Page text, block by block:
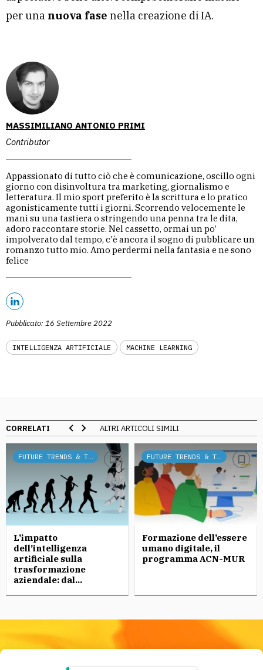
MASSIMILIANO ANTONIO PRIMI
Contributor
Appassionato di tutto ciò che è comunicazione, oscillo ogni
giorno con disinvoltura tra marketing, giornalismo e
letteratura. Il mio sport preferito è la scrittura e lo pratico
agonisticamente tutti i giorni. Scorrendo velocemente le
mani su una tastiera o stringendo una penna tra le dita,
adoro raccontare storie. Nel cassetto, ormai un po’
impolverato dal tempo, c'è ancora il sogno di pubblicare un
romanzo tutto mio. Amo perdermi nella fantasia e ne sono
felice
Pubblicato: 16 Settembre 2022
INTELLIGENZA ARTIFICIALE MACHINE LEARNING
per una nuova fase nella creazione di IA.
CORRELATI ALTRI ARTICOLI SIMILI
L’impatto
dell’intelligenza
artificiale sulla
trasformazione
aziendale: dal...
Formazione dell’essere
umano digitale, il
programma ACN-MUR